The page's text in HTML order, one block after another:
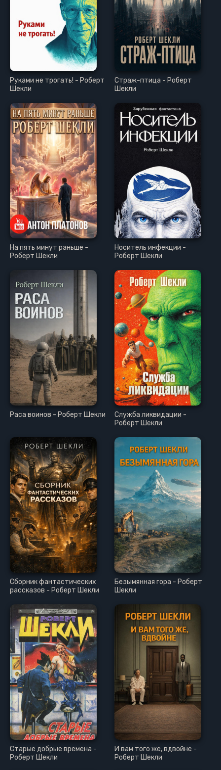
Руками не трогать! - Роберт
Шекли
Страж-птица - Роберт
Шекли
На пять минут раньше -
Роберт Шекли
Носитель инфекции -
Роберт Шекли
Раса воинов - Роберт Шекли
Служба ликвидации -
Роберт Шекли
Сборник фантастических
рассказов - Роберт Шекли
Безымянная гора - Роберт
Шекли
Старые добрые времена -
Роберт Шекли
И вам того же, вдвойне -
Роберт Шекли